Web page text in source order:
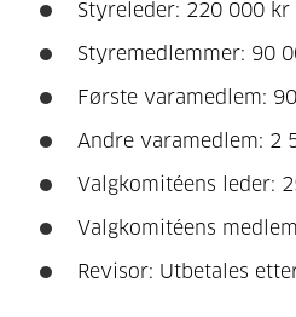
Styreleder: 220 000 kr
Styremedlemmer: 90
Første varamedlem:
Andre varamedlem: 2
Valgkomitéens leder:
Valgkomitéens
Revisor: Utbetales